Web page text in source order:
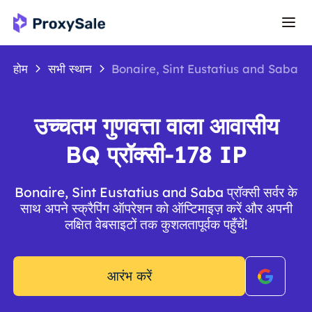
होम सभी स्थान Bonaire, Sint Eustatius and Saba
उच्चतम गुणवत्ता वाला आवासीय
BQ प्रॉक्सी-178 IP
Bonaire, Sint Eustatius and Saba प्रॉक्सी सर्वर के
साथ अपने स्क्रैपिंग ऑपरेशन को ऑप्टिमाइज़ करें और अपनी
लक्षित वेबसाइटों तक कुशलतापूर्वक पहुँचें!
आरंभ करें